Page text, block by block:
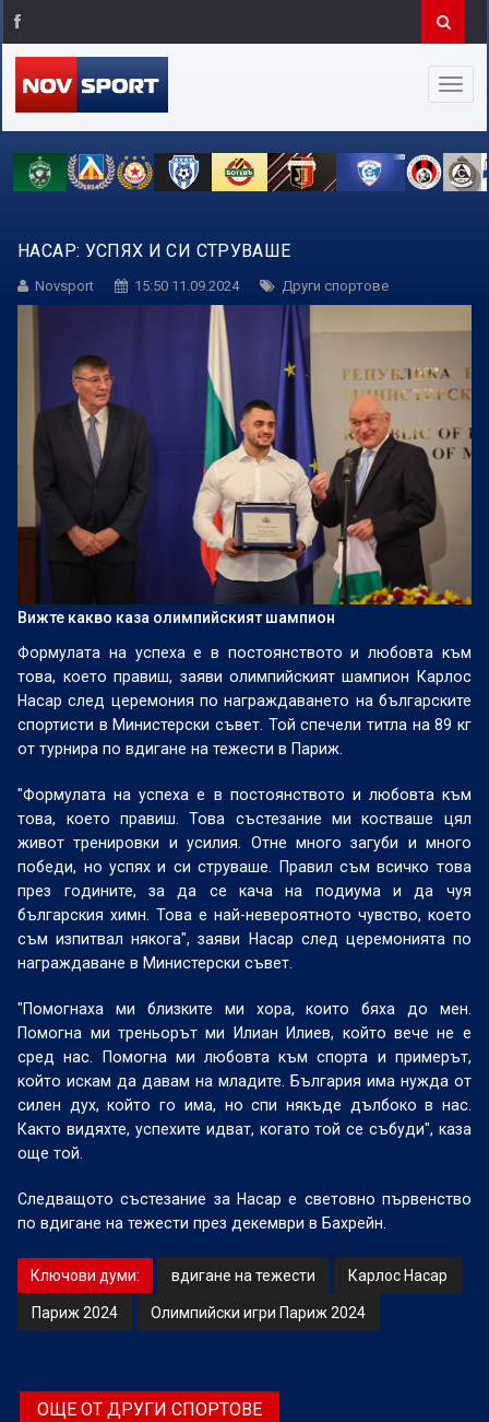
НАСАР: УСПЯХ И СИ СТРУВАШЕ
Novsport 15:50 11.09.2024 Други спортове
Вижте какво каза олимпийският шампион
Формулата на успеха е в постоянството и любовта към
това, което правиш, заяви олимпийският шампион Карлос
Насар след церемония по награждаването на българските
спортисти в Министерски съвет. Той спечели титла на 89 кг
от турнира по вдигане на тежести в Париж.
"Формулата на успеха е в постоянството и любовта към
това, което правиш. Това състезание ми костваше цял
живот тренировки и усилия. Отне много загуби и много
победи, но успях и си струваше. Правил съм всичко това
през годините, за да се кача на подиума и да чуя
българския химн. Това е най-невероятното чувство, което
съм изпитвал някога", заяви Насар след церемонията по
награждаване в Министерски съвет.
"Помогнаха ми близките ми хора, които бяха до мен.
Помогна ми треньорът ми Илиан Илиев, който вече не е
сред нас. Помогна ми любовта към спорта и примерът,
който искам да давам на младите. България има нужда от
силен дух, който го има, но спи някъде дълбоко в нас.
Както видяхте, успехите идват, когато той се събуди", каза
още той.
Следващото състезание за Насар е световно първенство
по вдигане на тежести през декември в Бахрейн.
Ключови думи: вдигане на тежести Карлос Насар
Париж 2024 Олимпийски игри Париж 2024
ОЩЕ ОТ ДРУГИ СПОРТОВЕ